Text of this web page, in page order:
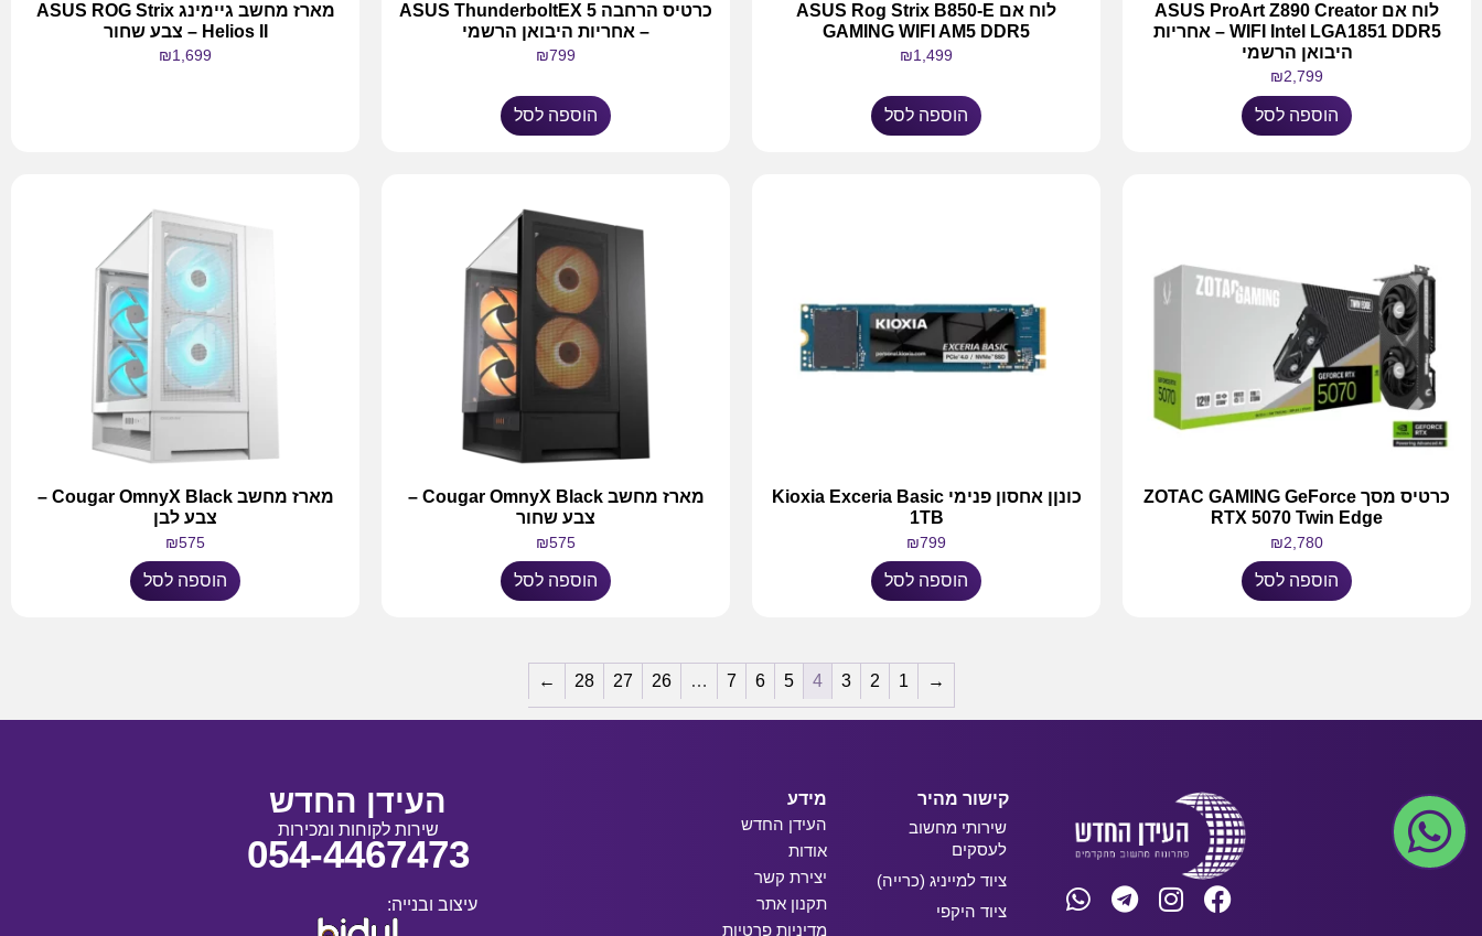
לוח אם ASUS ProArt Z890 Creator
WIFI Intel LGA1851 DDR5 – אחריות
היבואן הרשמי
₪2,799
הוספה לסל
לוח אם ASUS Rog Strix B850-E
GAMING WIFI AM5 DDR5
₪1,499
הוספה לסל
כרטיס הרחבה ASUS ThunderboltEX 5
– אחריות היבואן הרשמי
₪799
הוספה לסל
מארז מחשב גיימינג ASUS ROG Strix
Helios II – צבע שחור
₪1,699
כרטיס מסך ZOTAC GAMING GeForce
RTX 5070 Twin Edge
₪2,780
הוספה לסל
כונןן אחסון פנימי Kioxia Exceria Basic
1TB
₪799
הוספה לסל
מארז מחשב Cougar OmnyX Black –
צבע שחור
₪575
הוספה לסל
מארז מחשב Cougar OmnyX Black –
צבע לבן
₪575
הוספה לסל
→
1
2
3
4
5
6
7
…
26
27
28
←
קישור מהיר
שירותי מחשוב
לעסקים
ציוד למייניג (כרייה)
ציוד היקפי
מידע
העידן החדש
אודות
יצירת קשר
תקנון אתר
מדיניות פרטיות
העידן החדש
שירות לקוחות ומכירות
054-4467473
עיצוב ובנייה: